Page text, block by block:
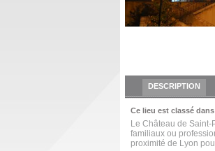
DESCRIPTION
Ce lieu est classé
Le Château de
familiaux ou
proximité de Lyon